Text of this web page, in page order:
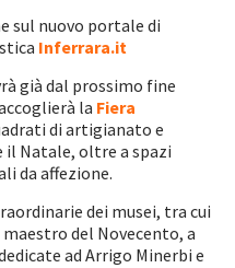
sul nuovo portale di
Inferrara.it
già dal prossimo fine
la Fiera
di artigianato e
il Natale, oltre a spazi
da affezione.
dei musei, tra cui
del Novecento, a
ad Arrigo Minerbi e